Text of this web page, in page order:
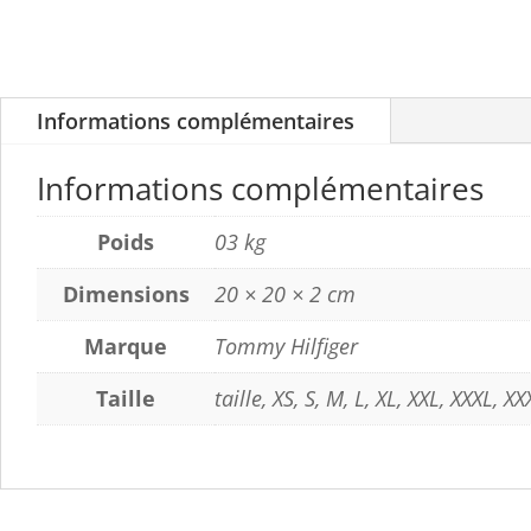
Informations complémentaires
Informations complémentaires
Poids
03 kg
Dimensions
20 × 20 × 2 cm
Marque
Tommy Hilfiger
Taille
taille, XS, S, M, L, XL, XXL, XXXL,